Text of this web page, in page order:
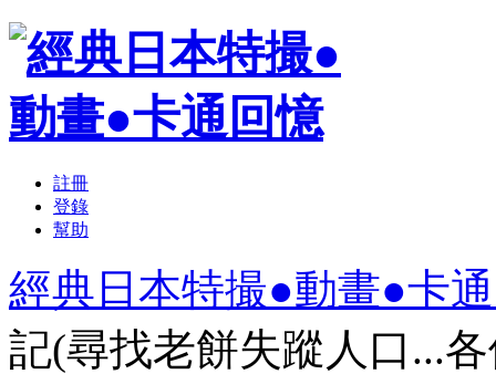
註冊
登錄
幫助
經典日本特撮●動畫●卡
記(尋找老餅失蹤人口...